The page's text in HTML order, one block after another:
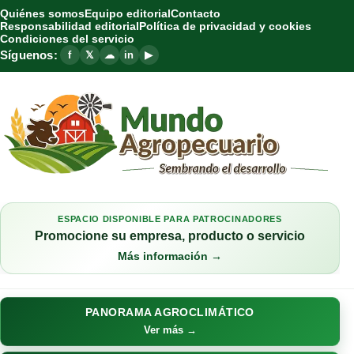
Quiénes somosEquipo editorialContacto
Responsabilidad editorialPolítica de privacidad y cookies
Condiciones del servicio
Síguenos: f 𝕏 ☁ in ▶
ESPACIO DISPONIBLE PARA PATROCINADORES
Promocione su empresa, producto o servicio
Más información →
PANORAMA AGROCLIMÁTICO
Ver más →